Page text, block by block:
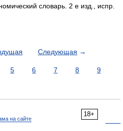
словарь. 2 е изд., испр.
Следующая →
5 6 7 8
9
18+
на сайте